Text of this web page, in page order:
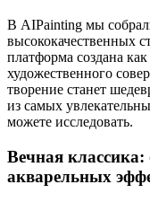
В AIPainting мы
высококачественных
платформа создана
художественного
творение станет
из самых
можете исследовать.
Вечная
акварельных